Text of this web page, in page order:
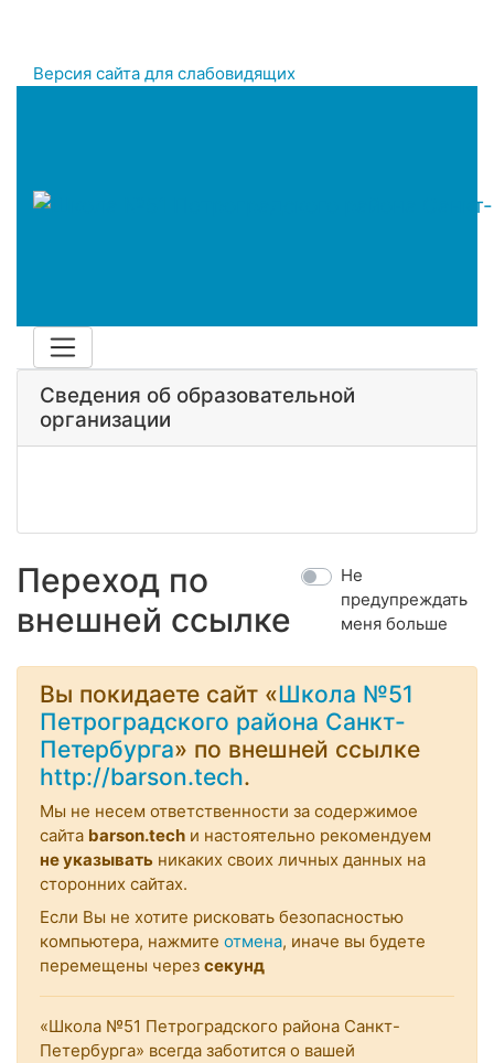
Версия сайта для слабовидящих
Сведения об образовательной
организации
Переход по
внешней ссылке
Не
предупреждать
меня больше
Вы покидаете сайт «Школа №51
Петроградского района Санкт-
Петербурга» по внешней ссылке
http://barson.tech.
Мы не несем ответственности за содержимое
сайта barson.tech и настоятельно рекомендуем
не указывать никаких своих личных данных на
сторонних сайтах.
Если Вы не хотите рисковать безопасностью
компьютера, нажмите отмена, иначе вы будете
перемещены через секунд
«Школа №51 Петроградского района Санкт-
Петербурга» всегда заботится о вашей